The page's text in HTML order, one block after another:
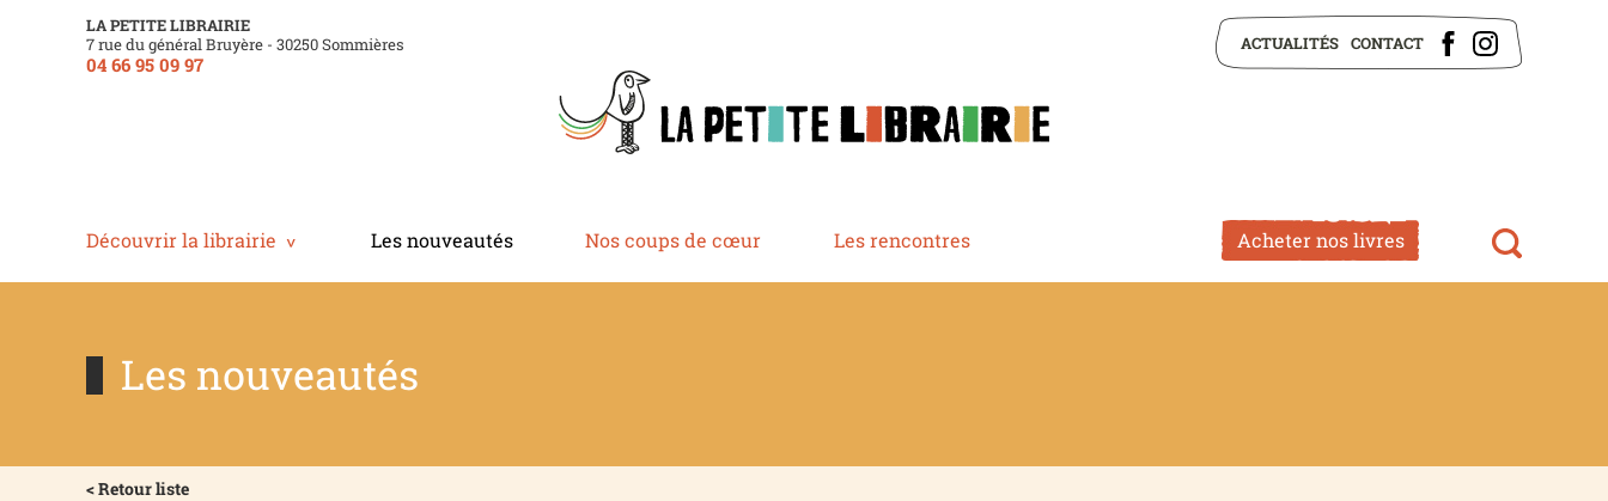
LA PETITE LIBRAIRIE
7 rue du général Bruyère - 30250 Sommières
04 66 95 09 97
ACTUALITÉS CONTACT
Découvrir la librairie Les nouveautés Nos coups de cœur Les rencontres Acheter nos livres
Les nouveautés
< Retour liste